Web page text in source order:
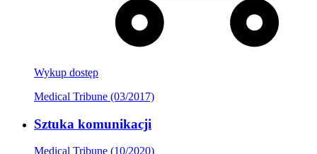
Wykup dostęp
Medical Tribune (03/2017)
Sztuka komunikacji
Medical Tribune (10/2020)